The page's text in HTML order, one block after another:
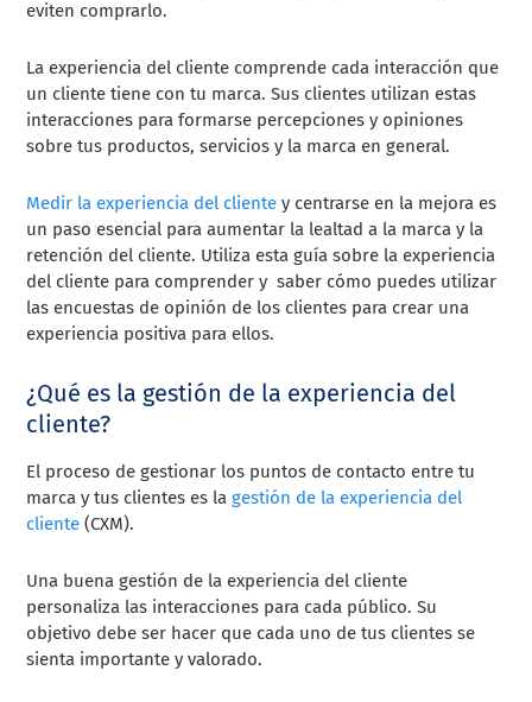
eviten comprarlo.
La experiencia del cliente comprende cada interacción que
un cliente tiene con tu marca. Sus clientes utilizan estas
interacciones para formarse percepciones y opiniones
sobre tus productos, servicios y la marca en general.
Medir la experiencia del cliente y centrarse en la mejora es
un paso esencial para aumentar la lealtad a la marca y la
retención del cliente. Utiliza esta guía sobre la experiencia
del cliente para comprender y saber cómo puedes utilizar
las encuestas de opinión de los clientes para crear una
experiencia positiva para ellos.
¿Qué es la gestión de la experiencia del
cliente?
El proceso de gestionar los puntos de contacto entre tu
marca y tus clientes es la gestión de la experiencia del
cliente (CXM).
Una buena gestión de la experiencia del cliente
personaliza las interacciones para cada público. Su
objetivo debe ser hacer que cada uno de tus clientes se
sienta importante y valorado.